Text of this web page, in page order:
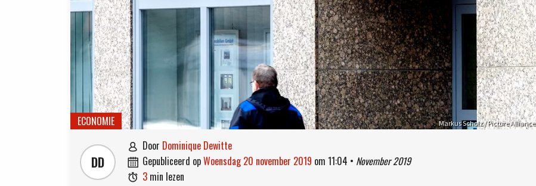
Markus Scholz / Picture Alliance
ECONOMIE
DD
 door Dominique Dewitte
 gepubliceerd op woensdag 20 november 2019 om 11:04 • November 2019
 3 min lezen